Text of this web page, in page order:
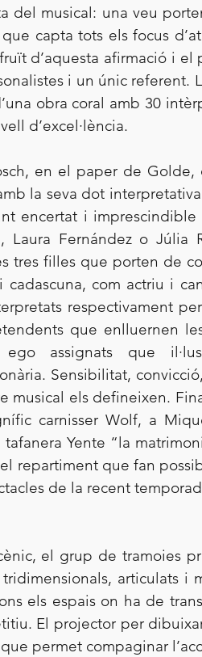
del musical: una veu
que capta tots els focus
d’aquesta afirmació i
i un únic referent.
obra coral amb 30
d’excel·lència.
en el paper de Golde,
la seva dot
encertat i
Laura Fernández o
tres filles que porten de
cadascuna, com actriu i
respectivament
que enlluernen
assignats que
Sensibilitat,
musical els defineixen.
carnisser Wolf, a
tafanera Yente “la
repartiment que fan
de la recent
el grup de tramoies
articulats i
els espais on ha de
El projector per
permet compaginar